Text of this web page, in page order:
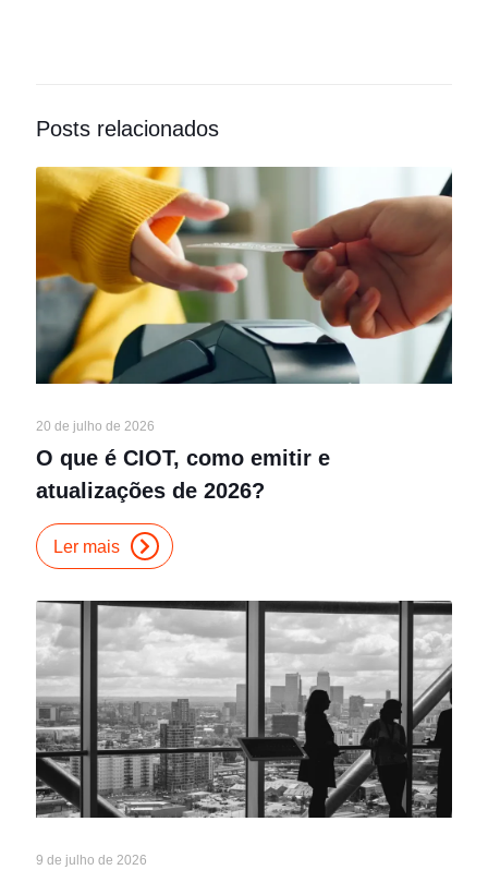
Posts relacionados
20 de julho de 2026
O que é CIOT, como emitir e
atualizações de 2026?
Ler mais
9 de julho de 2026